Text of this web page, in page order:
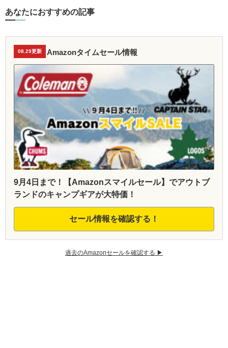
あなたにおすすめの記事
08.29更新 Amazonタイムセール情報
9月4日まで！【Amazonスマイルセール】でアウトブ
ランドのキャンプギアが大特価！
セール情報を確認する！
過去のAmazonセールを確認する ▶︎